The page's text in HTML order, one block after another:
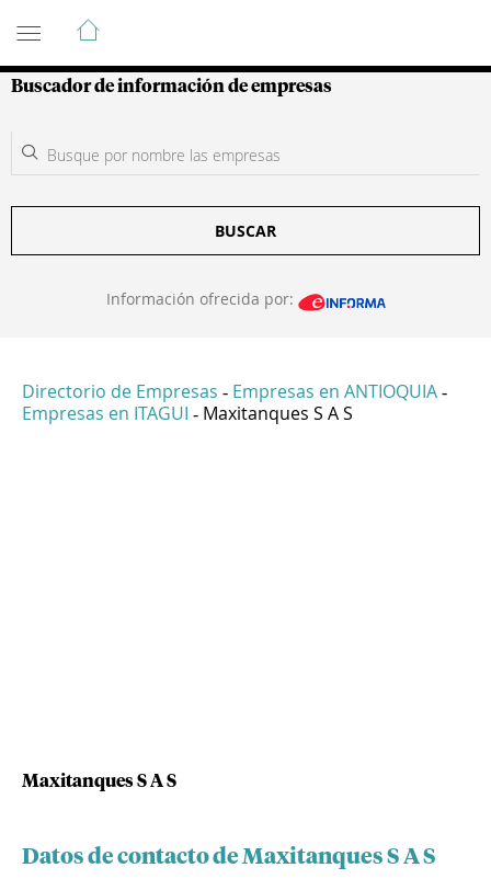
Guía de Empresas Colombianas
Buscador de información de empresas
BUSCAR
Información ofrecida por:
Directorio de Empresas - Empresas en ANTIOQUIA -
Empresas en ITAGUI - Maxitanques S A S
Maxitanques S A S
Datos de contacto de Maxitanques S A S